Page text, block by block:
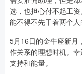
选，也担心付不起工
能不得不先干着两个人
5月16日的金牛座新月
作关系的理想时机。
支持和能量。